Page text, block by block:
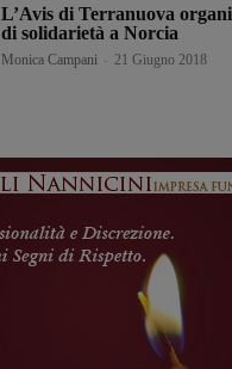
L’Avis di Terranuova
di solidarietà a Norcia
Monica Campani 21 Giugno 2018